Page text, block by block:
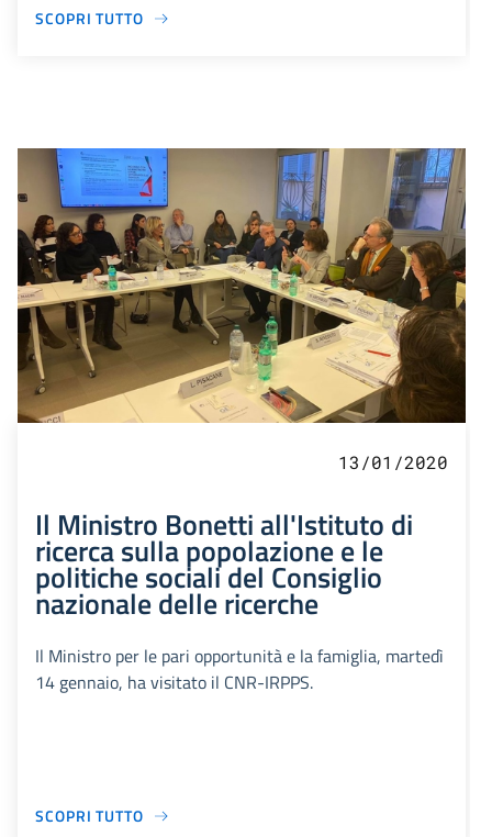
SCOPRI TUTTO
13/01/2020
Il Ministro Bonetti all'Istituto di
ricerca sulla popolazione e le
politiche sociali del Consiglio
nazionale delle ricerche
Il Ministro per le pari opportunità e la famiglia, martedì
14 gennaio, ha visitato il CNR-IRPPS.
SCOPRI TUTTO